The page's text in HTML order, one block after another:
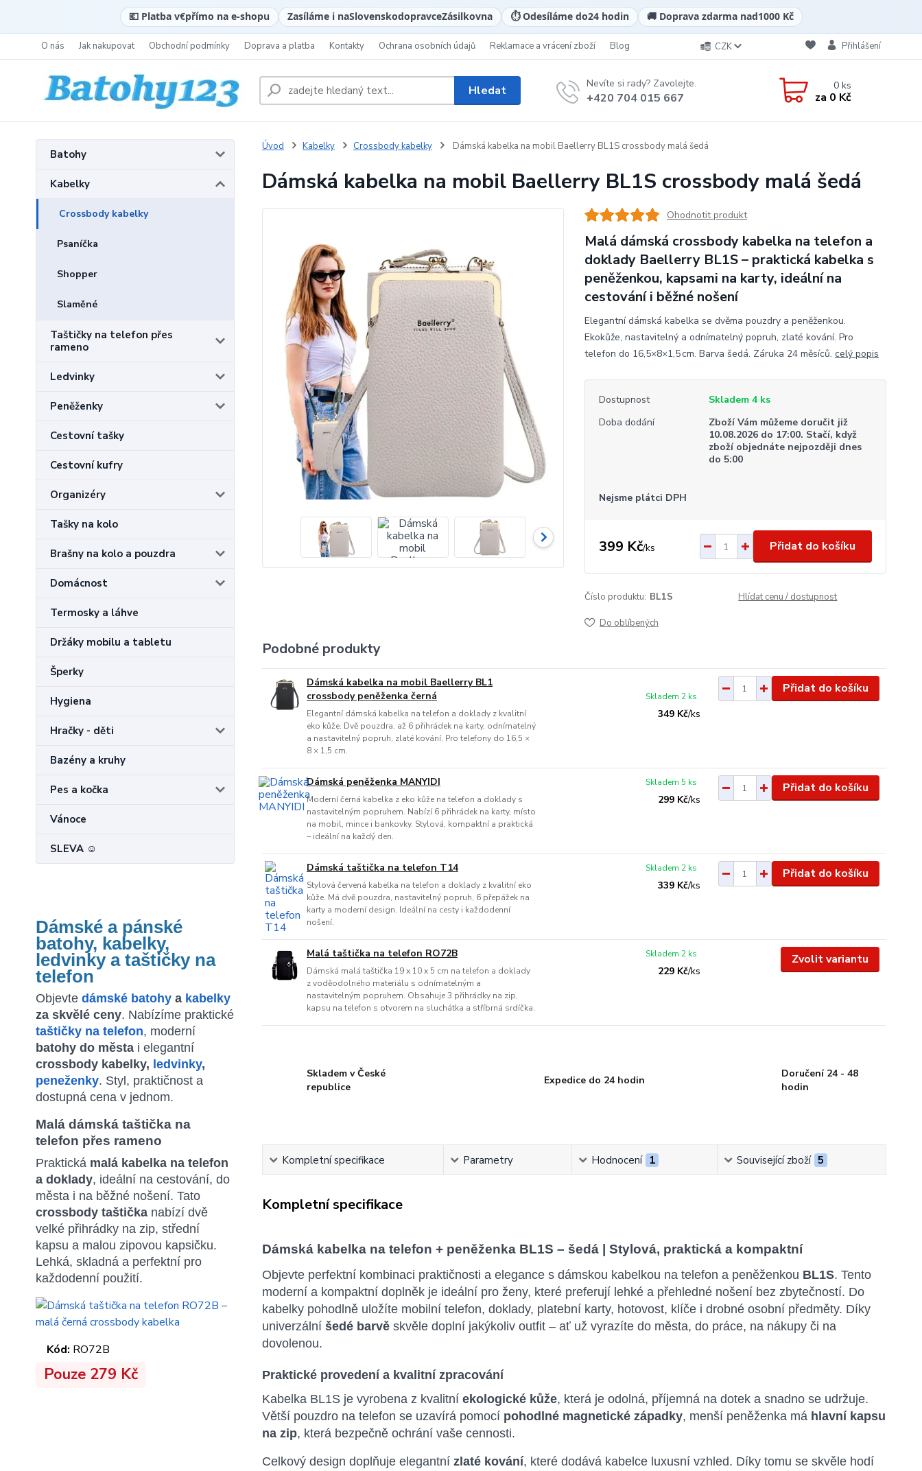
💶 Platba v€přímo na e-shopu Zasíláme i naSlovenskodopravceZásilkovna ⏱️ Odesíláme do24 hodin 🚚 Doprava zdarma nad1000 Kč
O nás Jak nakupovat Obchodní podmínky Doprava a platba Kontakty Ochrana osobních údajů Reklamace a vrácení zboží Blog CZK Přihlášení
Hledat Nevíte si rady? Zavolejte.
+420 704 015 667
0ks
za 0 Kč
Batohy
Kabelky
Crossbody kabelky
Psaníčka
Shopper
Slaměné
Taštičky na telefon přes
rameno
Ledvinky
Peněženky
Cestovní tašky
Cestovní kufry
Organizéry
Tašky na kolo
Brašny na kolo a pouzdra
Domácnost
Termosky a láhve
Držáky mobilu a tabletu
Šperky
Hygiena
Hračky - děti
Bazény a kruhy
Pes a kočka
Vánoce
SLEVA ☺
Dámské a pánské
batohy, kabelky,
ledvinky a taštičky na
telefon
Objevte dámské batohy a kabelky
za skvělé ceny. Nabízíme praktické
taštičky na telefon, moderní
batohy do města i elegantní
crossbody kabelky, ledvinky,
peneženky. Styl, praktičnost a
dostupná cena v jednom.
Malá dámská taštička na
telefon přes rameno
Praktická malá kabelka na telefon
a doklady, ideální na cestování, do
města i na běžné nošení. Tato
crossbody taštička nabízí dvě
velké přihrádky na zip, střední
kapsu a malou zipovou kapsičku.
Lehká, skladná a perfektní pro
každodenní použití.
Kód: RO72B
Pouze 279 Kč
Úvod Kabelky Crossbody kabelky Dámská kabelka na mobil Baellerry BL1S crossbody malá šedá
Dámská kabelka na mobil Baellerry BL1S crossbody malá šedá
Ohodnotit produkt
Malá dámská crossbody kabelka na telefon a
doklady Baellerry BL1S – praktická kabelka s
peněženkou, kapsami na karty, ideální na
cestování i běžné nošení
Elegantní dámská kabelka se dvěma pouzdry a peněženkou.
Ekokůže, nastavitelný a odnímatelný popruh, zlaté kování. Pro
telefon do 16,5×8×1,5 cm. Barva šedá. Záruka 24 měsíců. celý popis
Dostupnost
Skladem 4 ks
Doba dodání
Zboží Vám můžeme doručit již
10.08.2026 do 17:00. Stačí, když
zboží objednáte nejpozději dnes
do 5:00
Nejsme plátci DPH
399 Kč/ks Přidat do košíku
Číslo produktu: BL1S Hlídat cenu / dostupnost
Do oblíbených
Podobné produkty
Dámská kabelka na mobil Baellerry BL1
crossbody peněženka černá
Elegantní dámská kabelka na telefon a doklady z kvalitní
eko kůže. Dvě pouzdra, až 6 přihrádek na karty, odnímatelný
a nastavitelný popruh, zlaté kování. Pro telefony do 16,5 ×
8 × 1,5 cm.
349 Kč/ks
Skladem 2 ks
Přidat do košíku
Dámská peněženka MANYIDI
Moderní černá kabelka z eko kůže na telefon a doklady s
nastavitelným popruhem. Nabízí 6 přihrádek na karty, místo
na mobil, mince i bankovky. Stylová, kompaktní a praktická
– ideální na každý den.
299 Kč/ks
Skladem 5 ks Přidat do košíku
Dámská taštička na telefon T14
Stylová červená kabelka na telefon a doklady z kvalitní eko
kůže. Má dvě pouzdra, nastavitelný popruh, 6 přepážek na
karty a moderní design. Ideální na cesty i každodenní
nošení.
339 Kč/ks
Skladem 2 ks Přidat do košíku
Malá taštička na telefon RO72B
Dámská malá taštička 19 x 10 x 5 cm na telefon a doklady
z voděodolného materiálu s odnímatelným a
nastavitelným popruhem. Obsahuje 3 přihrádky na zip,
kapsu na telefon s otvorem na sluchátka a stříbrná srdíčka.
229 Kč/ks
Skladem 2 ks Zvolit variantu
Skladem v České
republice
Expedice do 24 hodin
Doručení 24 - 48
hodin
Kompletní specifikace Parametry Hodnocení 1 Související zboží 5
Kompletní specifikace
Dámská kabelka na telefon + peněženka BL1S – šedá | Stylová, praktická a kompaktní
Objevte perfektní kombinaci praktičnosti a elegance s dámskou kabelkou na telefon a peněženkou BL1S. Tento
moderní a kompaktní doplněk je ideální pro ženy, které preferují lehké a přehledné nošení bez zbytečností. Do
kabelky pohodlně uložíte mobilní telefon, doklady, platební karty, hotovost, klíče i drobné osobní předměty. Díky
univerzální šedé barvěskvěle doplní jakýkoliv outfit – ať už vyrazíte do města, do práce, na nákupy či na
dovolenou.
Praktické provedení a kvalitní zpracování
Kabelka BL1S je vyrobena z kvalitní ekologické kůže, která je odolná, příjemná na dotek a snadno se udržuje.
Větší pouzdro na telefon se uzavírá pomocí pohodlné magnetické západky, menší peněženka má hlavní kapsu
na zip, která bezpečně ochrání vaše cennosti.
Celkový design doplňuje elegantní zlaté kování, které dodává kabelce luxusní vzhled. Díky tomu se skvěle hodí